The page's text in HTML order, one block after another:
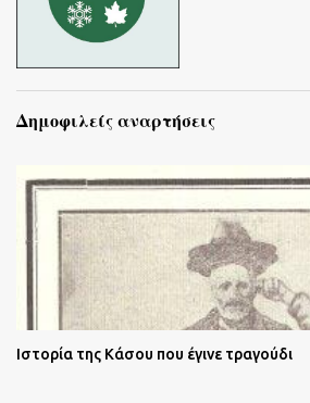
Δημοφιλείς αναρτήσεις
Ιστορία της Κάσου που έγινε τραγούδι